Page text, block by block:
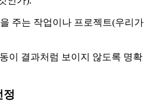
주는 작업이나 프로젝트(우리가
이 결과처럼 보이지 않도록 명확
정